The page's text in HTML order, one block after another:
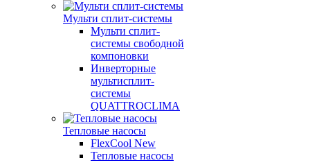
Мульти сплит-системы
Мульти сплит-
системы свободной
компоновки
Инверторные
мультисплит-
системы
QUATTROCLIMA
Тепловые насосы
FlexCool New
Тепловые насосы